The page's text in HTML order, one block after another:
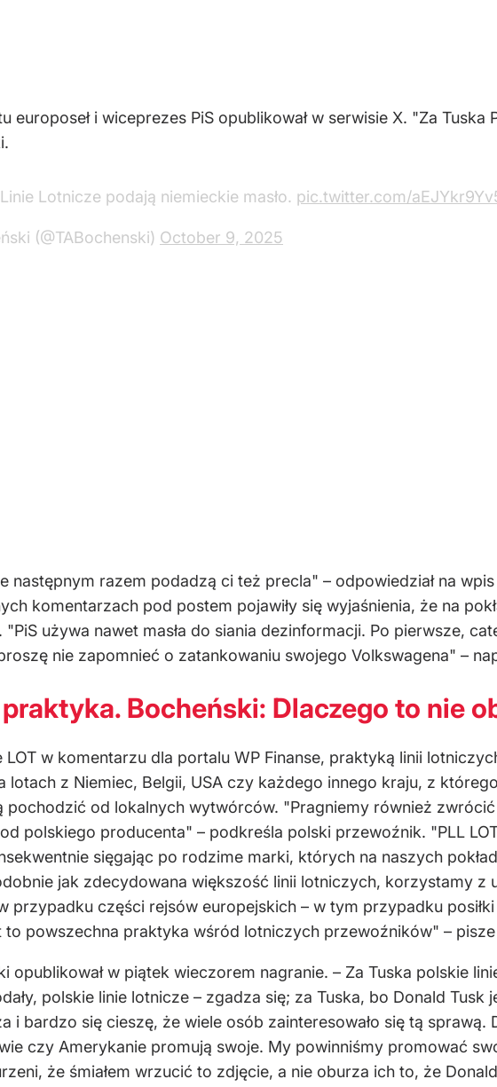
europoseł i wiceprezes PiS opublikował w serwisie X. "Za
Lotnicze podają niemieckie masło. pic.twitter.com/
(@TABochenski) October 9, 2025
następnym razem podadzą ci też precla" – odpowiedział na
komentarzach pod postem pojawiły się wyjaśnienia, że na
używa nawet masła do siania dezinformacji. Po pierwsze,
nie zapomnieć o zatankowaniu swojego Volkswagena" –
praktyka. Bocheński: Dlaczego to nie
LOT w komentarzu dla portalu WP Finanse, praktyką linii
lotach z Niemiec, Belgii, USA czy każdego innego kraju, z
pochodzić od lokalnych wytwórców. "Pragniemy również
polskiego producenta" – podkreśla polski przewoźnik. "PLL
sięgając po rodzime marki, których na naszych
jak zdecydowana większość linii lotniczych, korzystamy z
przypadku części rejsów europejskich – w tym przypadku
to powszechna praktyka wśród lotniczych przewoźników" –
opublikował w piątek wieczorem nagranie. – Za Tuska polskie
polskie linie lotnicze – zgadza się; za Tuska, bo Donald
i bardzo się cieszę, że wiele osób zainteresowało się tą
czy Amerykanie promują swoje. My powinniśmy promować
że śmiałem wrzucić to zdjęcie, a nie oburza ich to, że